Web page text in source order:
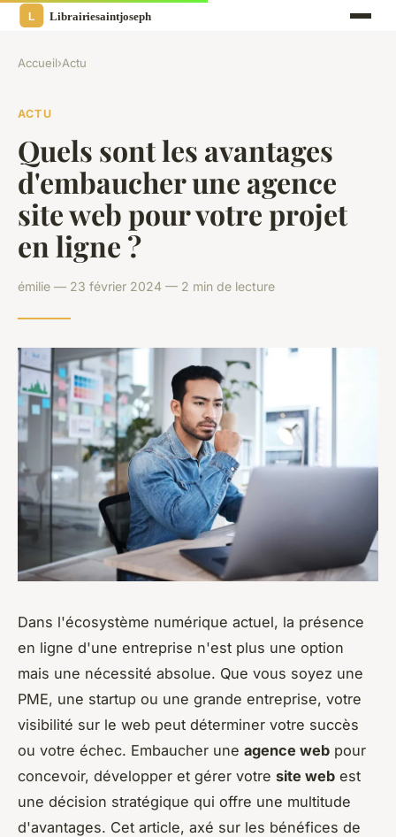
Accueil›Actu
ACTU
Quels sont les avantages
d'embaucher une agence
site web pour votre projet
en ligne ?
émilie — 23 février 2024 — 2 min de lecture
Dans l'écosystème numérique actuel, la présence
en ligne d'une entreprise n'est plus une option
mais une nécessité absolue. Que vous soyez une
PME, une startup ou une grande entreprise, votre
visibilité sur le web peut déterminer votre succès
ou votre échec. Embaucher une agence web pour
concevoir, développer et gérer votre site web est
une décision stratégique qui offre une multitude
d'avantages. Cet article, axé sur les bénéfices de